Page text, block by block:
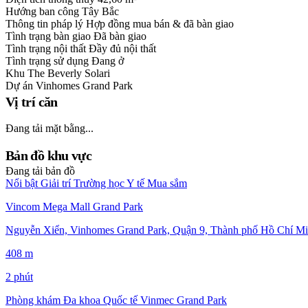
Hướng ban công Tây Bắc
Thông tin pháp lý Hợp đồng mua bán & đã bàn giao
Tình trạng bàn giao Đã bàn giao
Tình trạng nội thất Đầy đủ nội thất
Tình trạng sử dụng Đang ở
Khu The Beverly Solari
Dự án Vinhomes Grand Park
Vị trí căn
Đang tải mặt bằng...
Bản đồ khu vực
Đang tải bản đồ
Nổi bật Giải trí Trường họcY tế Mua sắm
Vincom Mega Mall Grand Park
Nguyễn Xiển, Vinhomes Grand Park, Quận 9, Thành phố Hồ Chí
408 m
2 phút
Phòng khám Đa khoa Quốc tế Vinmec Grand Park